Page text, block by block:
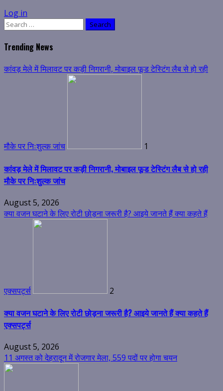
Log in
Search
Trending News
कांवड़ मेले में मिलावट पर कड़ी निगरानी, मोबाइल फूड टेस्टिंग लैब से हो रही
मौके पर निःशुल्क जांच 1
कांवड़ मेले में मिलावट पर कड़ी निगरानी, मोबाइल फूड टेस्टिंग लैब से हो रही
मौके पर निःशुल्क जांच
August 5, 2026
क्या वजन घटाने के लिए रोटी छोड़ना जरूरी है? आइये जानते हैं क्या कहते हैं
एक्सपर्ट्स 2
क्या वजन घटाने के लिए रोटी छोड़ना जरूरी है? आइये जानते हैं क्या कहते हैं
एक्सपर्ट्स
August 5, 2026
11 अगस्त को देहरादून में रोजगार मेला, 559 पदों पर होगा चयन